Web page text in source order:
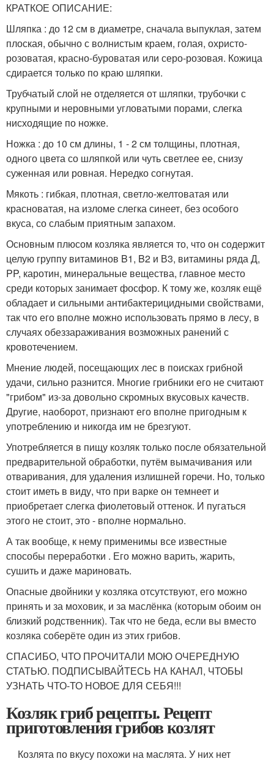
КРАТКОЕ ОПИСАНИЕ:
Шляпка : до 12 см в диаметре, сначала выпуклая, затем
плоская, обычно с волнистым краем, голая, охристо-
розоватая, красно-буроватая или серо-розовая. Кожица
сдирается только по краю шляпки.
Трубчатый слой не отделяется от шляпки, трубочки с
крупными и неровными угловатыми порами, слегка
нисходящие по ножке.
Ножка : до 10 см длины, 1 - 2 см толщины, плотная,
одного цвета со шляпкой или чуть светлее ее, снизу
суженная или ровная. Нередко согнутая.
Мякоть : гибкая, плотная, светло-желтоватая или
красноватая, на изломе слегка синеет, без особого
вкуса, со слабым приятным запахом.
Основным плюсом козляка является то, что он содержит
целую группу витаминов B1, B2 и В3, витамины ряда Д,
PP, каротин, минеральные вещества, главное место
среди которых занимает фосфор. К тому же, козляк ещё
обладает и сильными антибактерицидными свойствами,
так что его вполне можно использовать прямо в лесу, в
случаях обеззараживания возможных ранений с
кровотечением.
Мнение людей, посещающих лес в поисках грибной
удачи, сильно разнится. Многие грибники его не считают
"грибом" из-за довольно скромных вкусовых качеств.
Другие, наоборот, признают его вполне пригодным к
употреблению и никогда им не брезгуют.
Употребляется в пищу козляк только после обязательной
предварительной обработки, путём вымачивания или
отваривания, для удаления излишней горечи. Но, только
стоит иметь в виду, что при варке он темнеет и
приобретает слегка фиолетовый оттенок. И пугаться
этого не стоит, это - вполне нормально.
А так вообще, к нему применимы все известные
способы переработки . Его можно варить, жарить,
сушить и даже мариновать.
Опасные двойники у козляка отсутствуют, его можно
принять и за моховик, и за маслёнка (которым обоим он
близкий родственник). Так что не беда, если вы вместо
козляка соберёте один из этих грибов.
СПАСИБО, ЧТО ПРОЧИТАЛИ МОЮ ОЧЕРЕДНУЮ
СТАТЬЮ. ПОДПИСЫВАЙТЕСЬ НА КАНАЛ, ЧТОБЫ
УЗНАТЬ ЧТО-ТО НОВОЕ ДЛЯ СЕБЯ!!!
Козляк гриб рецепты. Рецепт
приготовления грибов козлят
Козлята по вкусу похожи на маслята. У них нет